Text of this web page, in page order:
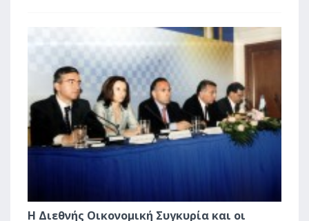
Η Διεθνής Οικονομική Συγκυρία και οι